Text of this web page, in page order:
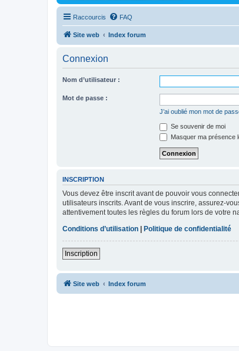
Raccourcis FAQ
Site web Index forum
Connexion
Nom d’utilisateur :
Mot de passe :
J’ai oublié mon mot de
Se souvenir de moi
Masquer ma présence
INSCRIPTION
Vous devez être inscrit avant de pouvoir vous
utilisateurs inscrits. Avant de vous inscrire, assurez-
attentivement toutes les règles du forum lors de votre
Conditions d’utilisation | Politique de confidentialité
Inscription
Site web Index forum